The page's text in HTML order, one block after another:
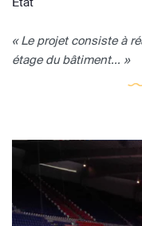
« Le projet consiste à
étage du bâtiment... »